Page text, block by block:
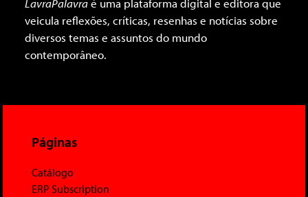
LavraPalavraé uma plataforma digital e editora que
veicula reflexões, críticas, resenhas e notícias sobre
diversos temas e assuntos do mundo
contemporâneo.
Páginas
Catálogo
ERP Subscription